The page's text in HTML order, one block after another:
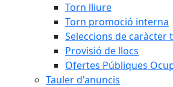
Torn lliure
Torn promoció interna
Seleccions de caràcter
Provisió de llocs
Ofertes Públiques
Tauler d'anuncis